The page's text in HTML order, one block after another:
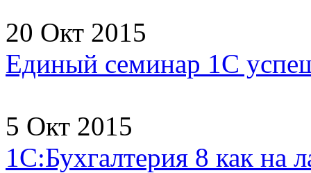
20 Окт 2015
Единый семинар 1С
5 Окт 2015
1С:Бухгалтерия 8 как на